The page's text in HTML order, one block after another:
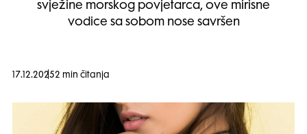
svježine morskog povjetarca, ove mirisne
vodice sa sobom nose savršen
17.12.20252 min čitanja